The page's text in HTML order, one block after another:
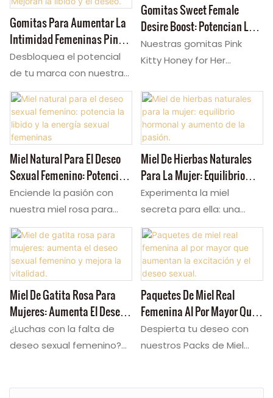
Gomitas Para Aumentar La
Intimidad Femeninas Pink
Pussy Cat OEM/ODM:
Mejoran La Libido Y El Deseo.
Desbloquea el potencial
de tu marca con nuestras
gomitas para la libido
femenina. Estas gomitas
potenciadoras de la
sensualidad femenina
combinan maca y
damiana para aumentar
de forma natural el deseo
y la excitación. Unas
potenciar la libido
femenina, ideales para la
intimidad diaria y el
bienestar. Como fábrica
OEM/ODM, potenciamos tu
marca: personalizamos las
fórmulas, la potencia y el
el equilibrio íntimo. Lanza
Gomitas Sweet Female
Desire Boost: Potencian La
Libido Y La Energía
Femeninas
Nuestras gomitas Pink
Kitty Honey for Her
damiana para potenciar la
libido y la energía
femenina de forma
natural. Esta discreta miel
secreta para mujeres
ofrece un delicioso sabor
con resultados potentes.
Como fábrica, ofrecemos
personalización OEM
completa para su marca
Pink Pussy Cat Honey:
ajuste las fórmulas, la
potencia y el empaque
para crear su producto
exclusivo Honey Pack Sex
for Woman.
Miel Natural Para El Deseo
Sexual Femenino: Potencia
La Libido Y La Energía
Sexual Femeninas
Enciende la pasión con
nuestra miel rosa para
gatitas, un potente
potenciador de la libido.
Esta miel totalmente
natural para ella aumenta
la excitación y la energía.
Conocida como la miel
definitiva para el sexo
femenino y la miel secreta
resultados deliciosos.
Miel De Hierbas Naturales
Para La Mujer: Equilibrio
Hormonal Y Aumento De La
Pasión.
Experimenta la miel
secreta para ella: una
mezcla de Miel Pink
Pussycat con Pueraria
Blanca y Ginseng. Este
paquete de miel para el
sexo femenino estimula el
estrógeno, despertando
la pasión y la hidratación
natural. ¡Prueba la Miel Pink
Miel De Gatita Rosa Para
Mujeres: Aumenta El Deseo
Sexual Femenino Y Mejora
La Vitalidad.
¿Luchas con la falta de
deseo sexual femenino?
Paquetes De Miel Real
Femenina Al Por Mayor Que
Aumentan La Excitación Y El
Deseo Sexual.
Despierta tu deseo con
nuestros Packs de Miel